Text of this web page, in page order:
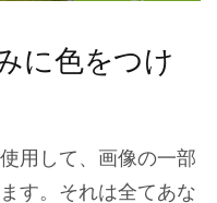
に色をつけ
用して、画像の一部
す。それは全てあな